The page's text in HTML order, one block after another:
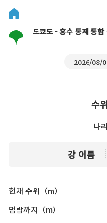
도쿄도 - 홍수 통제 통
2026/08/
수
나
강 이름
현재 수위（m）
범람까지（m）